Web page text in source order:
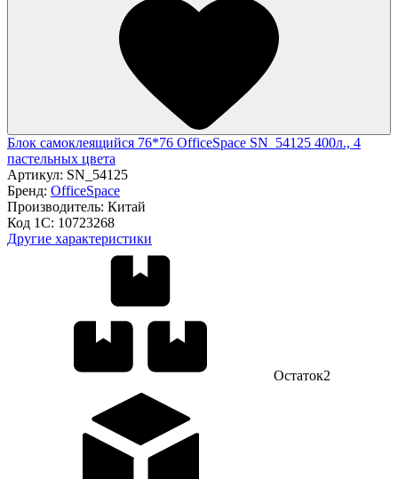
Блок самоклеящийся 76*76 OfficeSpace SN_54125 400л., 4
пастельных цвета
Артикул: SN_54125
Бренд: OfficeSpace
Производитель: Китай
Код 1С: 10723268
Другие характеристики
Остаток2